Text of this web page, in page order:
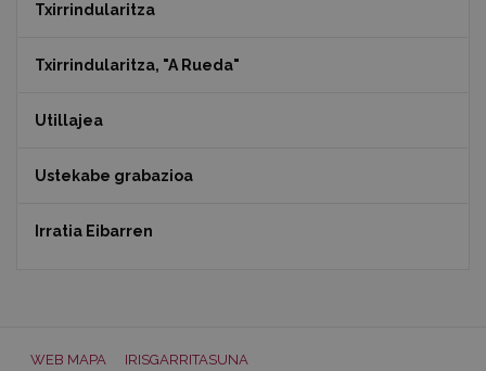
Txirrindularitza
Txirrindularitza, "A Rueda"
Utillajea
Ustekabe grabazioa
Irratia Eibarren
WEB MAPA IRISGARRITASUNA